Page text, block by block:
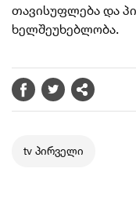
თავისუფლება და
ხელშეუხებლობა.
tv პირველი